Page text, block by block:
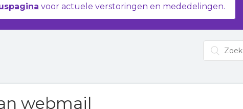
voor actuele verstoringen en mededelingen.
webmail